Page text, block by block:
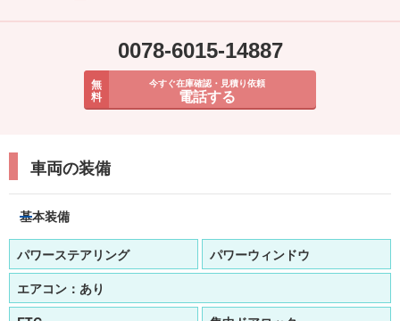
0078-6015-14887
無
料
今すぐ在庫確認・見積り依頼
電話する
車両の装備
基本装備
パワーステアリング
パワーウィンドウ
エアコン： あり